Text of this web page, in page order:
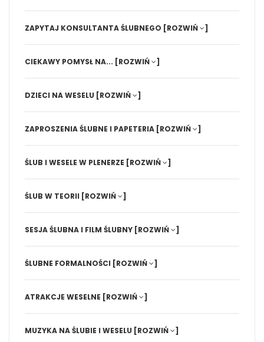
ZAPYTAJ KONSULTANTA ŚLUBNEGO [ROZWIŃ ]
CIEKAWY POMYSŁ NA... [ROZWIŃ ]
DZIECI NA WESELU [ROZWIŃ ]
ZAPROSZENIA ŚLUBNE I PAPETERIA [ROZWIŃ ]
ŚLUB I WESELE W PLENERZE [ROZWIŃ ]
ŚLUB W TEORII [ROZWIŃ ]
SESJA ŚLUBNA I FILM ŚLUBNY [ROZWIŃ ]
ŚLUBNE FORMALNOŚCI [ROZWIŃ ]
ATRAKCJE WESELNE [ROZWIŃ ]
MUZYKA NA ŚLUBIE I WESELU [ROZWIŃ ]